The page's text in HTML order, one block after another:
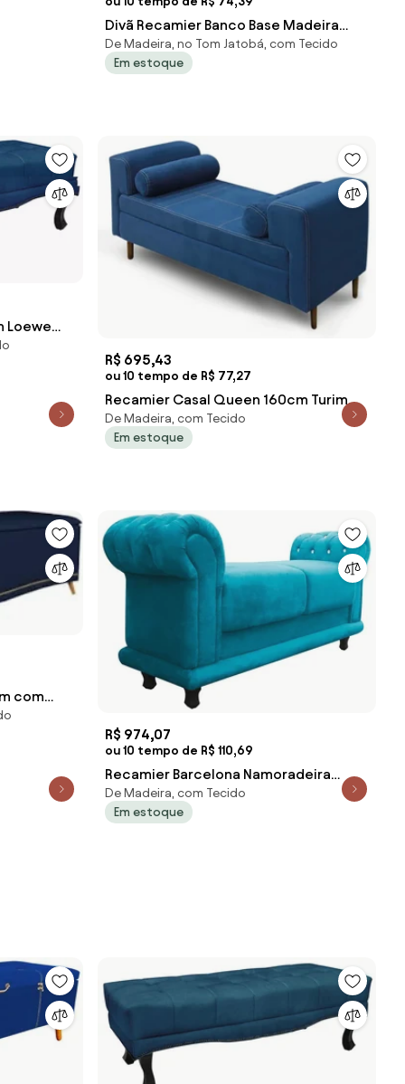
Divã Recamier Banco Base Madeira
para Quarto Gênova 90cm Suede S04
- D'Rossi - Azul Marinho
De Madeira, no Tom Jatobá, com Tecido
Em estoque
Loewe
R$ 695,43
ou 10 tempo de R$ 77,27
Recamier Casal Queen 160cm Turim
Veludo Azul - Simbal - Azul
De Madeira, com Tecido
Em estoque
com
-
R$ 974,07
ou 10 tempo de R$ 110,69
Recamier Barcelona Namoradeira
Calçadeira Suede Azul Turquesa com
Strass M11 - D'Rosi
De Madeira, com Tecido
Em estoque